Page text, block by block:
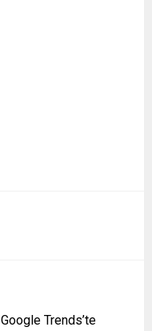
Trends’te